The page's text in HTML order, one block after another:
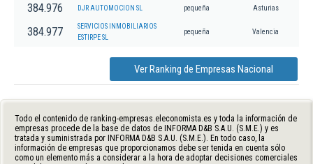
384.976 DJR AUTOMOCION SL pequeña Asturias
384.977
SERVICIOS INMOBILIARIOS
ESTIRPE SL
pequeña Valencia
Ver Ranking de Empresas Nacional
Todo el contenido de ranking-empresas.eleconomista.es y toda la información de
empresas procede de la base de datos de INFORMA D&B S.A.U. (S.M.E.) y es
tratada y suministrada por INFORMA D&B S.A.U. (S.M.E.). En todo caso, la
información de empresas que proporcionamos debe ser tenida en cuenta sólo
como un elemento más a considerar a la hora de adoptar decisiones comerciales